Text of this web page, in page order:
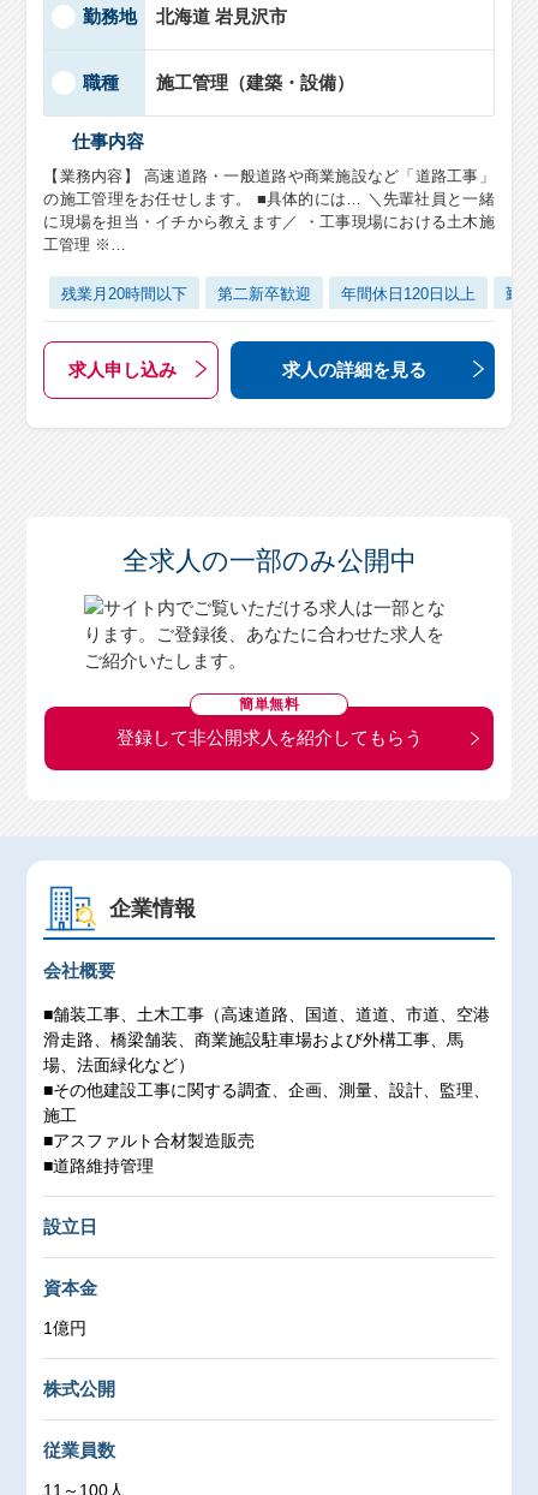
勤務地 北海道 岩見沢市
職種 施工管理（建築・設備）
仕事内容
【業務内容】 高速道路・一般道路や商業施設など「道路工事」
の施工管理をお任せします。 ■具体的には… ＼先輩社員と一緒
に現場を担当・イチから教えます／ ・工事現場における土木施
工管理 ※…
残業月20時間以下 第二新卒歓迎 年間休日120日以上 勤
求人申し込み 求人の詳細を見る
全求人の一部のみ公開中
簡単無料
登録して非公開求人を紹介してもらう
企業情報
会社概要
■舗装工事、土木工事（高速道路、国道、道道、市道、空港
滑走路、橋梁舗装、商業施設駐車場および外構工事、馬
場、法面緑化など）
■その他建設工事に関する調査、企画、測量、設計、監理、
施工
■アスファルト合材製造販売
■道路維持管理
設立日
資本金
1億円
株式公開
従業員数
11～100人